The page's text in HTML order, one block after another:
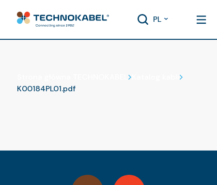
PL
Katalog kabli
K00184PL01.pdf